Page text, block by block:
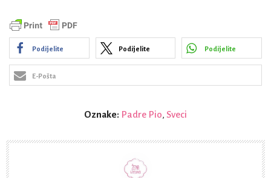
Podijelite Podijelite Podijelite
E-Pošta
Oznake: Padre Pio, Sveci